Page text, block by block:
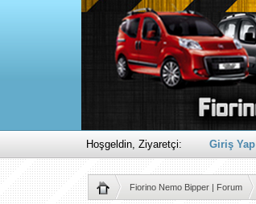
Hoşgeldin, Ziyaretçi: Giriş Yap
Fiorino Nemo Bipper | Forum